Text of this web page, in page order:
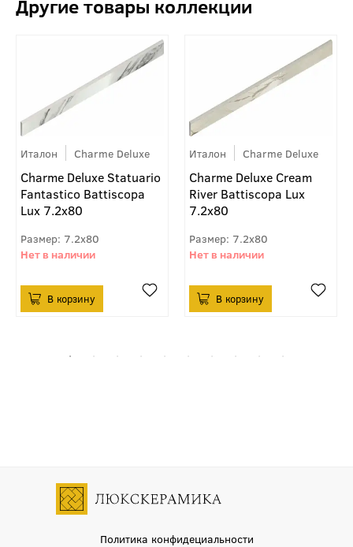
Италон Charme Deluxe
Charme Deluxe Statuario
Fantastico Battiscopa
Lux 7.2x80
7.2x80
Италон Charme Deluxe
Charme Deluxe Cream
River Battiscopa Lux
7.2x80
7.2x80
Политика конфидециальности